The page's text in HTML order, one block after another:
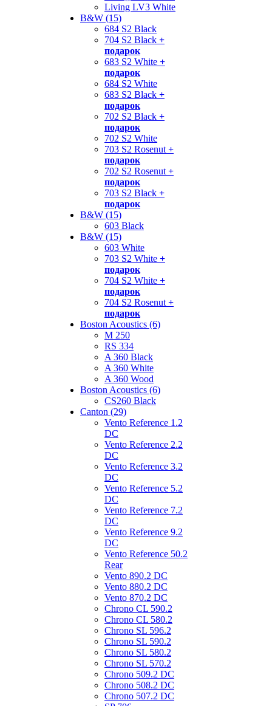
Living LV3 White
B&W (15)
684 S2 Black
704 S2 Black +
подарок
683 S2 White +
подарок
684 S2 White
683 S2 Black +
подарок
702 S2 Black +
подарок
702 S2 White
703 S2 Rosenut +
подарок
702 S2 Rosenut +
подарок
703 S2 Black +
подарок
B&W (15)
603 Black
B&W (15)
603 White
703 S2 White +
подарок
704 S2 White +
подарок
704 S2 Rosenut +
подарок
Boston Acoustics (6)
M 250
RS 334
A 360 Black
A 360 White
A 360 Wood
Boston Acoustics (6)
CS260 Black
Canton (29)
Vento Reference 1.2
DC
Vento Reference 2.2
DC
Vento Reference 3.2
DC
Vento Reference 5.2
DC
Vento Reference 7.2
DC
Vento Reference 9.2
DC
Vento Reference 50.2
Rear
Vento 890.2 DС
Vento 880.2 DС
Vento 870.2 DС
Chrono CL 590.2
Chrono CL 580.2
Chrono SL 596.2
Chrono SL 590.2
Chrono SL 580.2
Chrono SL 570.2
Chrono 509.2 DC
Chrono 508.2 DC
Chrono 507.2 DC